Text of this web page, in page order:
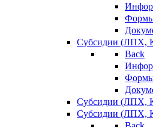
Формы
Субсидии (ЛПХ,
Back
Формы
Субсидии (ЛПХ,
Субсидии (ЛПХ,